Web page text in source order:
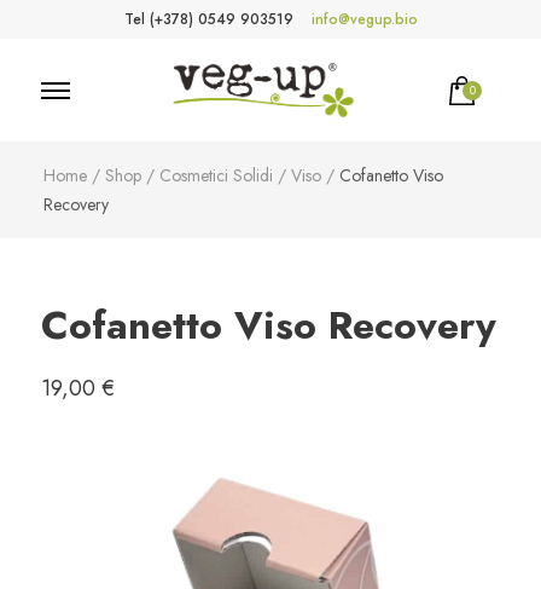
Tel (+378) 0549 903519 info@vegup.bio
0
Home / Shop / Cosmetici Solidi / Viso / Cofanetto Viso
Recovery
Cofanetto Viso Recovery
19,00 €